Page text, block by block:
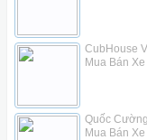
CubHouse
Mua Bán
Quốc
Mua Bán